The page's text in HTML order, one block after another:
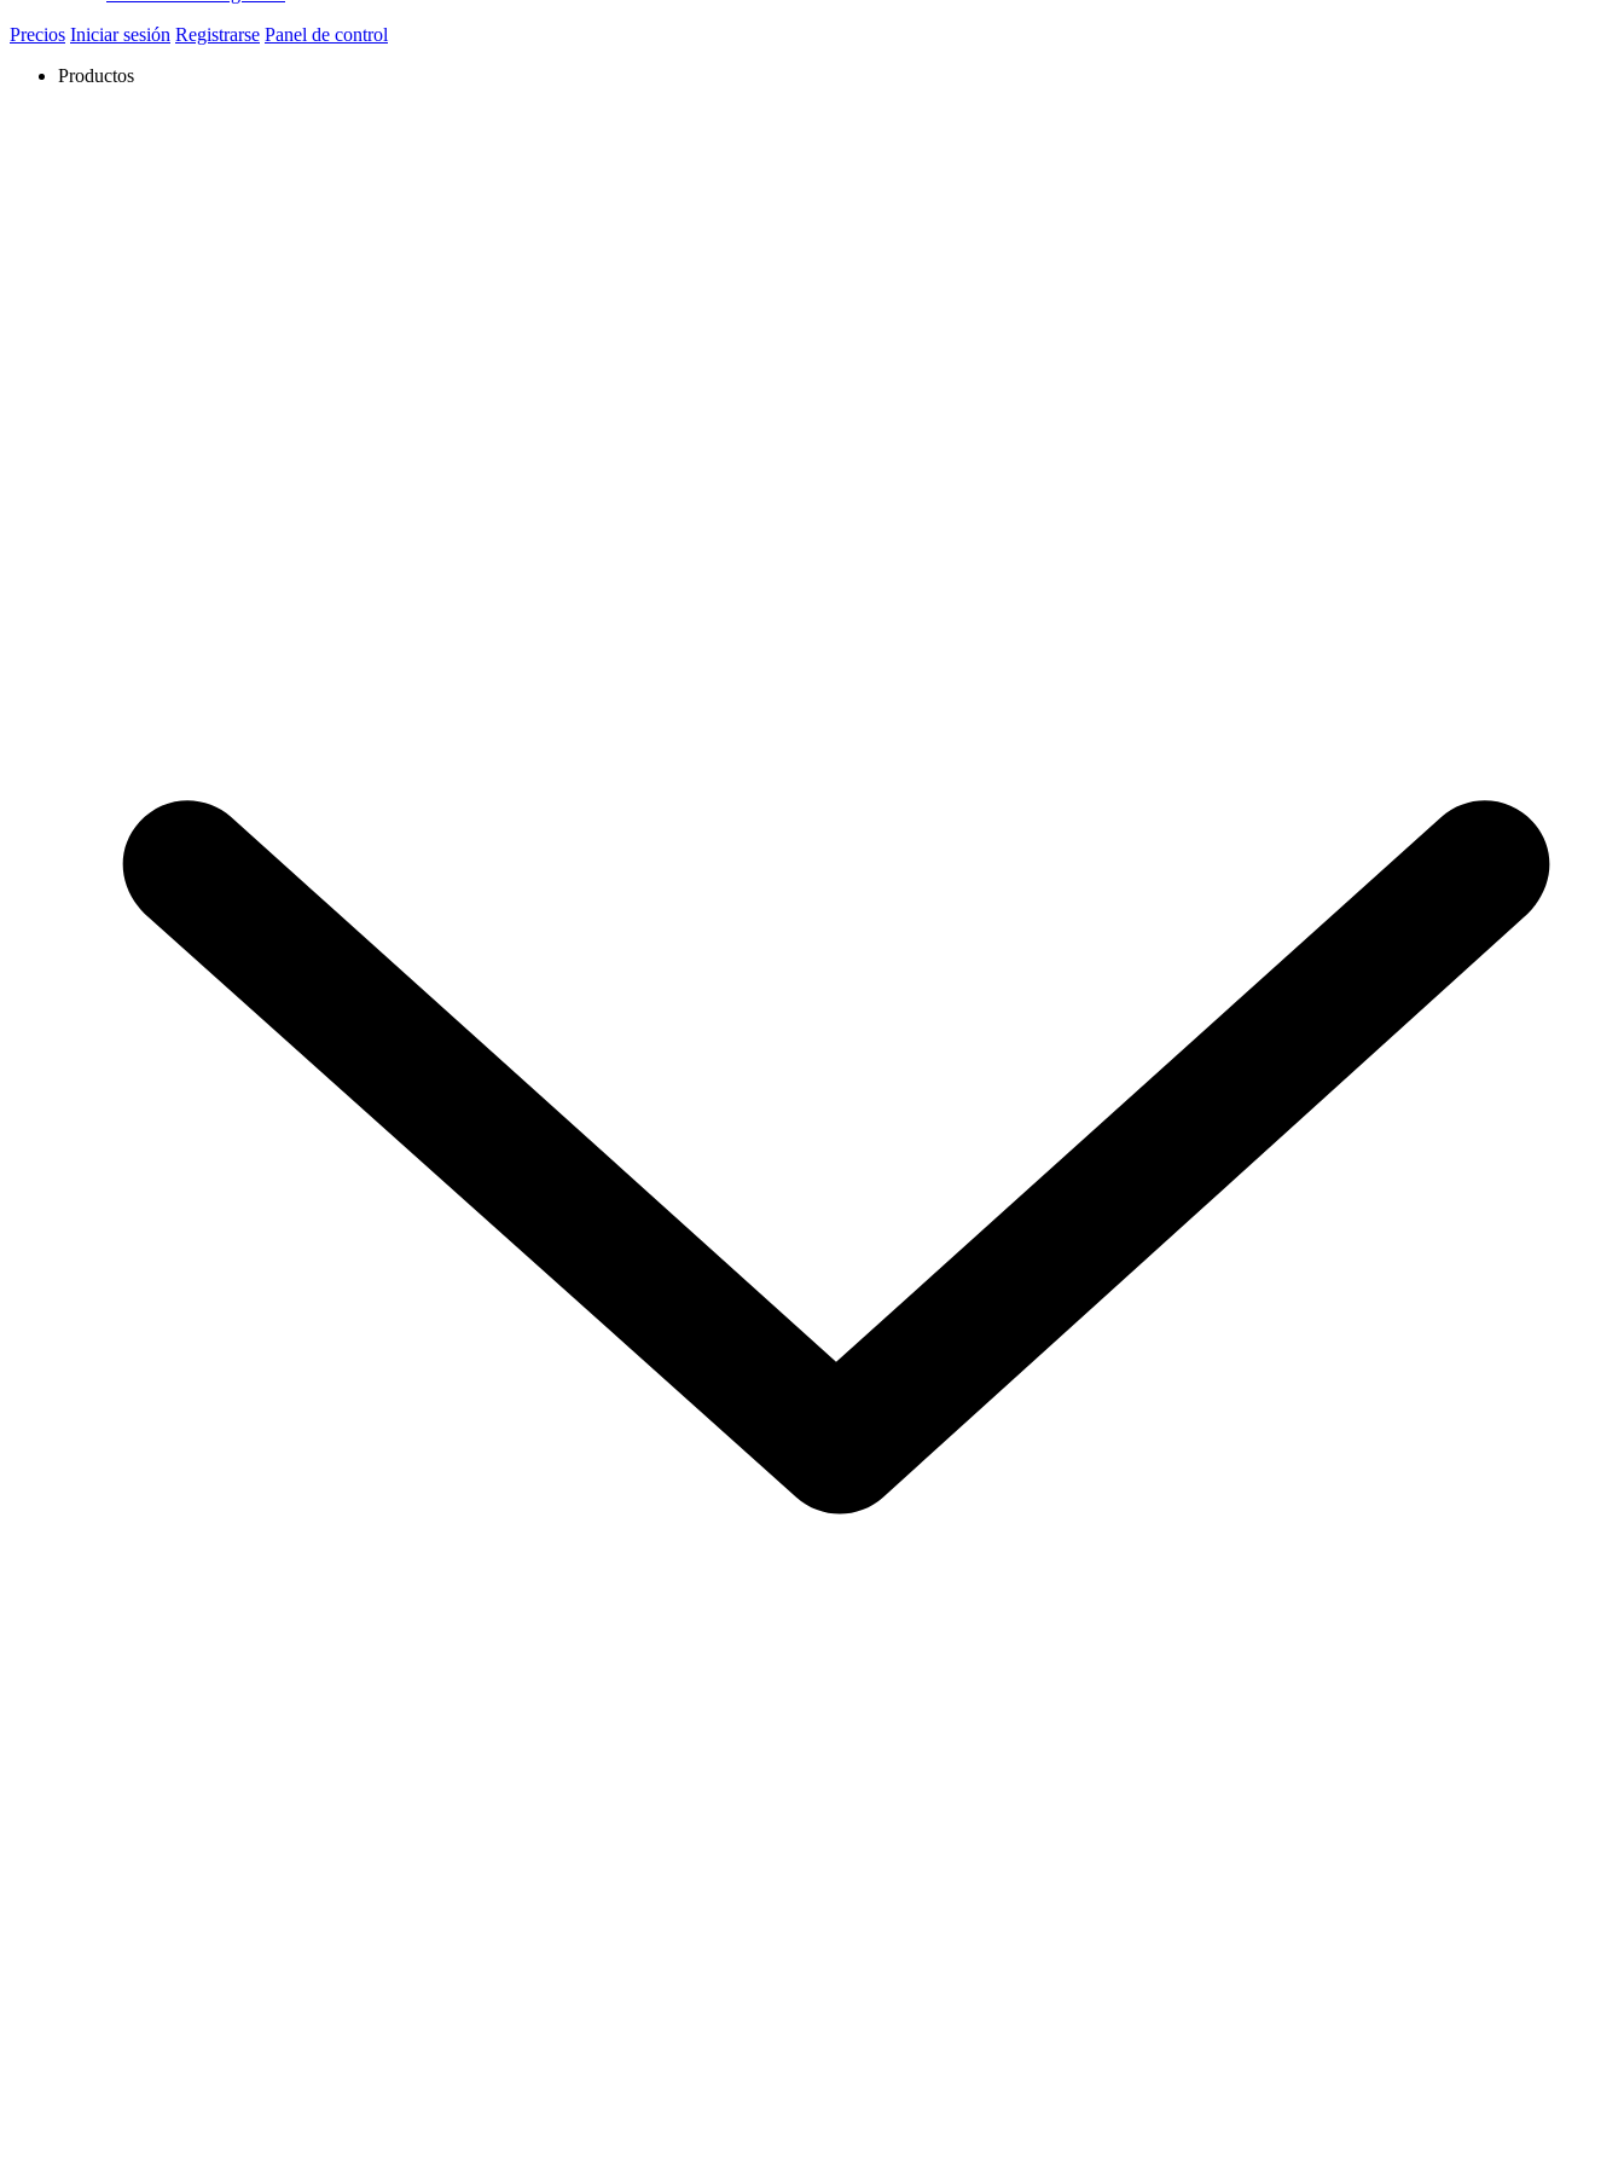
Precios Iniciar sesión Registrarse Panel de control
Productos